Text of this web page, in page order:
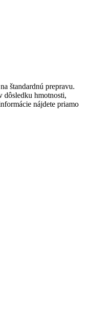
štandardnú prepravu.
dôsledku hmotnosti,
nájdete priamo